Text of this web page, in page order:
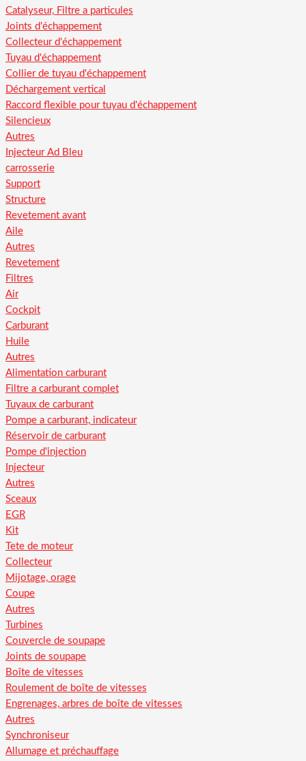
Catalyseur, Filtre a particules
Joints d'échappement
Collecteur d'échappement
Tuyau d'échappement
Collier de tuyau d'échappement
Déchargement vertical
Raccord flexible pour tuyau d'échappement
Silencieux
Autres
Injecteur Ad Bleu
carrosserie
Support
Structure
Revetement avant
Aile
Autres
Revetement
Filtres
Air
Cockpit
Carburant
Huile
Autres
Alimentation carburant
Filtre a carburant complet
Tuyaux de carburant
Pompe a carburant, indicateur
Réservoir de carburant
Pompe d'injection
Injecteur
Autres
Sceaux
EGR
Kit
Tete de moteur
Collecteur
Mijotage, orage
Coupe
Autres
Turbines
Couvercle de soupape
Joints de soupape
Boîte de vitesses
Roulement de boîte de vitesses
Engrenages, arbres de boîte de vitesses
Autres
Synchroniseur
Allumage et préchauffage